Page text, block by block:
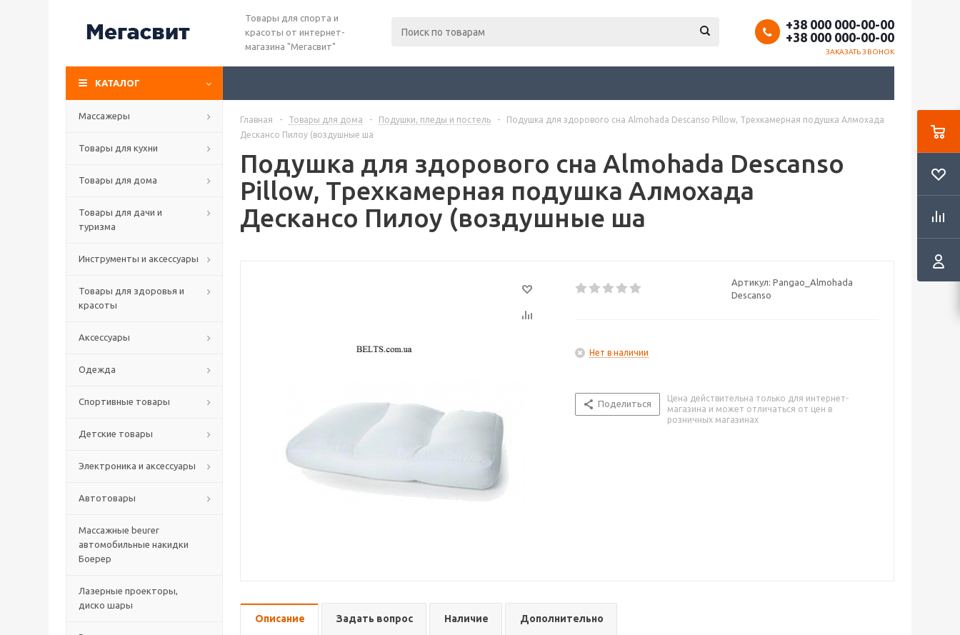
Товары для спорта и
красоты от интернет-
магазина "Мегасвит"
+38 000 000-00-00
+38 000 000-00-00
ЗАКАЗАТЬ ЗВОНОК
КАТАЛОГ
Массажеры
Товары для кухни
Товары для дома
Товары для дачи и
туризма
Инструменты и аксессуары
Товары для здоровья и
красоты
Аксессуары
Одежда
Спортивные товары
Детские товары
Электроника и аксессуары
Автотовары
Массажные beurer
автомобильные накидки
Боерер
Лазерные проекторы,
диско шары
Главная - Товары для дома - Подушки, пледы и постель -
Подушка для здорового сна Almohada Descanso Pillow, Трехкамерная подушка Алмохада
Дескансо Пилоу (воздушные ша
Подушка для здорового сна Almohada Descanso
Pillow, Трехкамерная подушка Алмохада
Дескансо Пилоу (воздушные ша
Артикул: Pangao_Almohada
Descanso
Нет в наличии
Поделиться
Цена действительна только для интернет-
магазина и может отличаться от цен в
розничных магазинах
Описание Задать вопрос Наличие Дополнительно